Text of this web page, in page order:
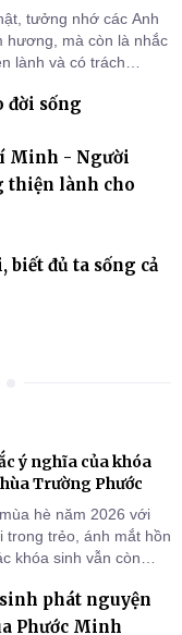
tưởng nhớ các Anh
hương, mà còn là nhắc
lành và có trách
đời sống
Minh - Người
thiện lành cho
biết đủ ta sống cả
ý nghĩa của khóa
Trường Phước
hè năm 2026 với
trong trẻo, ánh mắt hồn
khóa sinh vẫn còn
đã trở thành hành
phát nguyện
Phước Minh